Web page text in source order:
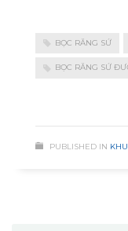
BỌC RĂNG SỨ
BỌC RĂNG SỨ
PUBLISHED IN